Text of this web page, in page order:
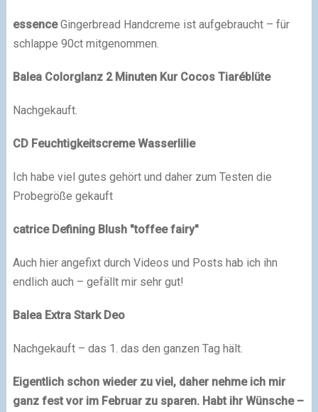
essenceGingerbread Handcreme ist aufgebraucht – für
schlappe 90ct mitgenommen.
Balea Colorglanz 2 Minuten Kur Cocos Tiaréblüte
Nachgekauft.
CD Feuchtigkeitscreme Wasserlilie
Ich habe viel gutes gehört und daher zum Testen die
Probegröße gekauft
catrice Defining Blush "toffee fairy"
Auch hier angefixt durch Videos und Posts hab ich ihn
endlich auch – gefällt mir sehr gut!
Balea Extra Stark Deo
Nachgekauft – das 1. das den ganzen Tag hält.
Eigentlich schon wieder zu viel, daher nehme ich mir
ganz fest vor im Februar zu sparen. Habt ihr Wünsche –